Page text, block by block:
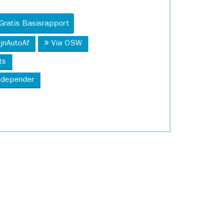
Basisrapport
Via OSW